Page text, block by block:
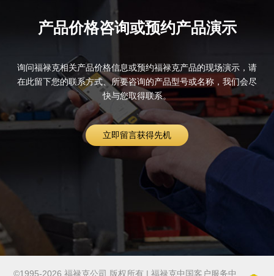
产品价格咨询或预约产品演示
询问福禄克相关产品价格信息或预约福禄克产品的现场演示，请
在此留下您的联系方式、所要咨询的产品型号或名称，我们会尽
快与您取得联系。
立即留言获得先机
©1995-2026 福禄克公司 版权所有 | 福禄克中国客户服务中